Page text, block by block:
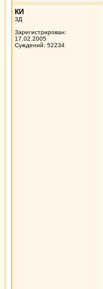
КИ
3Д
Зарегистрирован:
17.02.2005
Суждений: 52234